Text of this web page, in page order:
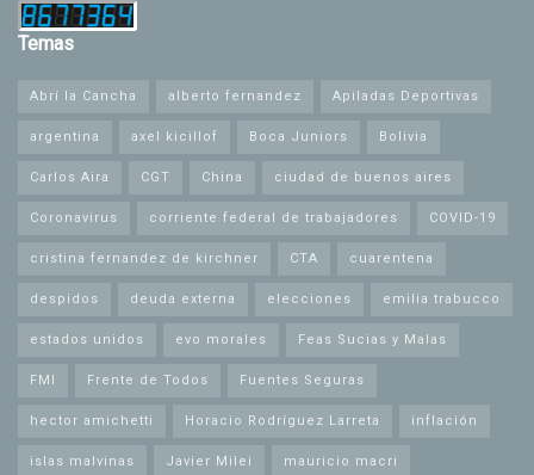
Temas
Abrí la Cancha alberto fernandez Apiladas Deportivas
argentina axel kicillof Boca Juniors Bolivia
Carlos Aira CGT China ciudad de buenos aires
Coronavirus corriente federal de trabajadores COVID-19
cristina fernandez de kirchner CTA cuarentena
despidos deuda externa elecciones emilia trabucco
estados unidos evo morales Feas Sucias y Malas
FMI Frente de Todos Fuentes Seguras
hector amichetti Horacio Rodríguez Larreta inflación
islas malvinas Javier Milei mauricio macri